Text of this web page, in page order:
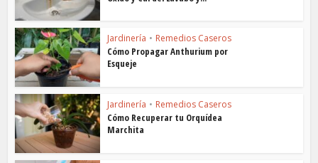
Jardinería • Remedios Caseros
Cómo Propagar Anthurium por
Esqueje
Jardinería • Remedios Caseros
Cómo Recuperar tu Orquídea
Marchita